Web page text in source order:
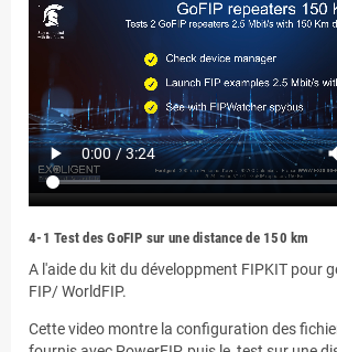
4-1 Test des GoFIP sur une distance de 150 km
A l'aide du kit du développment FIPKIT pour
FIP/ WorldFIP.
Cette video montre la configuration des